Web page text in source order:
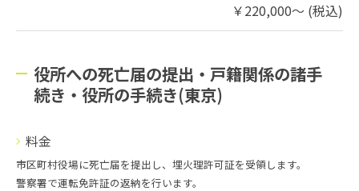
￥220,000～ (税込)
役所への死亡届の提出・戸籍関係の諸手
続き・役所の手続き(東京)
料金
市区町村役場に死亡届を提出し、埋火理許可証を受領します。
警察署で運転免許証の返納を行います。